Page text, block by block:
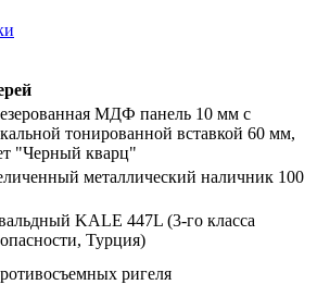
МДФ панель 10 мм с
тонированной вставкой 60 мм,
"Черный кварц"
металлический наличник 100
KALE 447L (3-го класса
Турция)
ригеля